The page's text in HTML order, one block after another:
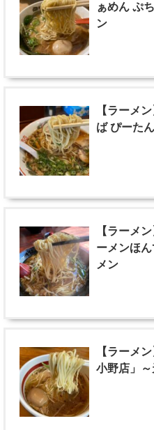
ぁめん ぷ
ン
【ラーメ
ば ぴーた
【ラーメ
ーメンほ
メン
【ラーメ
小野店」